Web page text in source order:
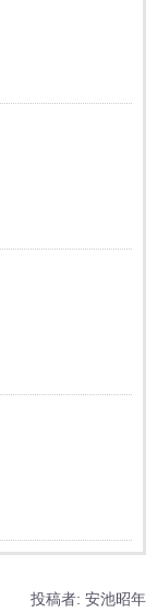
投稿者: 安池昭年